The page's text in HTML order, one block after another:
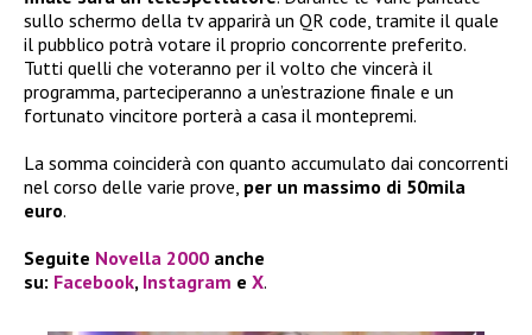
sullo schermo della tv apparirà un QR code, tramite il quale
il pubblico potrà votare il proprio concorrente preferito.
Tutti quelli che voteranno per il volto che vincerà il
programma, parteciperanno a un’estrazione finale e un
fortunato vincitore porterà a casa il montepremi.
La somma coinciderà con quanto accumulato dai concorrenti
nel corso delle varie prove, per un massimo di 50mila
euro.
Seguite Novella 2000 anche
su: Facebook, Instagram e X.